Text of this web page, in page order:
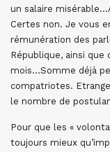
un salaire
Certes non. Je vous
rémunération des
République, ainsi que
mois…Somme déjà
compatriotes.
le nombre de
Pour que les «
toujours mieux